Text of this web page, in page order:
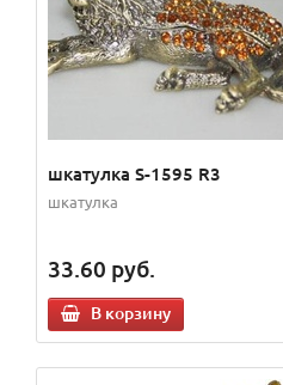
шкатулка S-1595 R3
шкатулка
33.60 руб.
В корзину